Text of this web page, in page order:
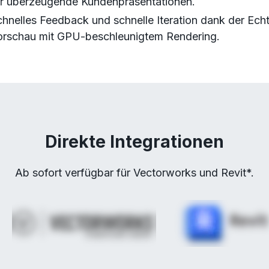
Feedback und schnelle Iteration dank der
mit GPU-beschleunigtem Rendering.
Direkte Integrationen
Ab sofort verfügbar für Vectorworks und Revit*.